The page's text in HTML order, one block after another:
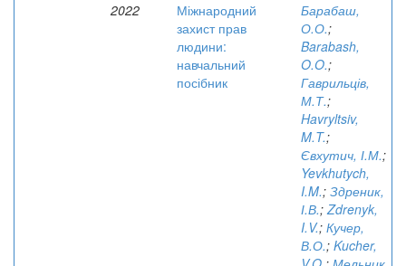
2022
Міжнародний
захист прав
людини:
навчальний
посібник
Барабаш,
О.О.;
Barabash,
O.O.;
Гаврильців,
М.Т.;
Havryltsiv,
M.T.;
Євхутич, І.М.;
Yevkhutych,
I.M.; Здреник,
І.В.;Zdrenyk,
I.V.; Кучер,
В.О.; Kucher,